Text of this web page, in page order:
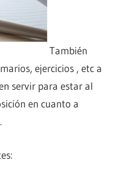
También
ejercicios , etc a
servir para estar al
en cuanto a